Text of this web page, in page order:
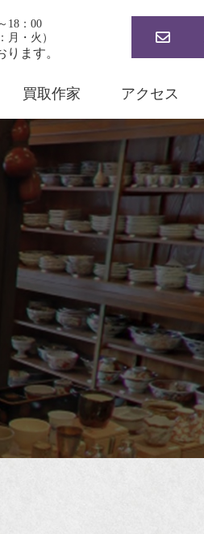
18：00
月・火）
ます。
買取作家 アクセス